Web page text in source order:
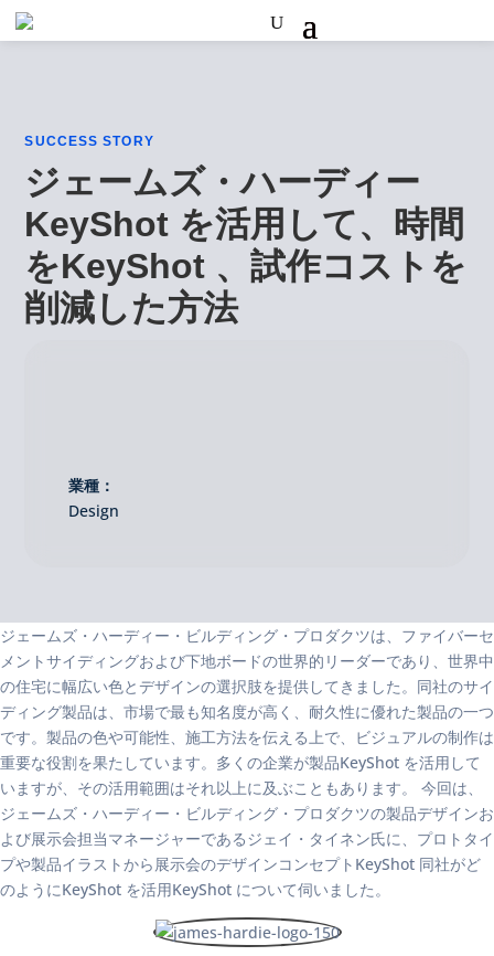
SUCCESS STORY
ジェームズ・ハーディー
KeyShot を活用して、時間
をKeyShot 、試作コストを
削減した方法
業種：
Design
ジェームズ・ハーディー・ビルディング・プロダクツは、ファイバーセ
メントサイディングおよび下地ボードの世界的リーダーであり、世界中
の住宅に幅広い色とデザインの選択肢を提供してきました。同社のサイ
ディング製品は、市場で最も知名度が高く、耐久性に優れた製品の一つ
です。製品の色や可能性、施工方法を伝える上で、ビジュアルの制作は
重要な役割を果たしています。多くの企業が製品KeyShot を活用して
いますが、その活用範囲はそれ以上に及ぶこともあります。 今回は、
ジェームズ・ハーディー・ビルディング・プロダクツの製品デザインお
よび展示会担当マネージャーであるジェイ・タイネン氏に、プロトタイ
プや製品イラストから展示会のデザインコンセプトKeyShot 同社がど
のようにKeyShot を活用KeyShot について伺いました。